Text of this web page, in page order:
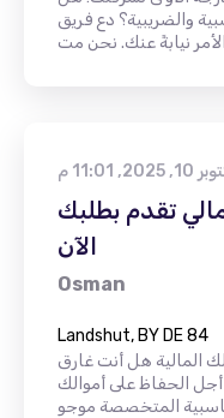
والضريبية؟ دع فريق
2025, 11:01 م
تقدم بطلبك
الآن
Osman
Landshut, BY DE 84
المالية هل أنت غارق
الحفاظ على أموالك